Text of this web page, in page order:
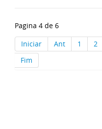
Pagina 4 de 6
Iniciar
Ant 1 2
Fim